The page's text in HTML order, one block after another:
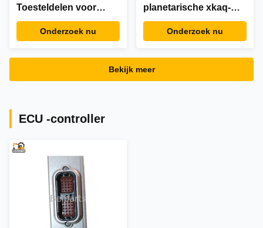
Toesteldelen voor
Graafwerktuig EX200
Onderzoek nu
planetarische xkaq-
00126 het toesteldelen
van de drager assy
schommeling
Onderzoek nu
Bekijk meer
ECU -controller